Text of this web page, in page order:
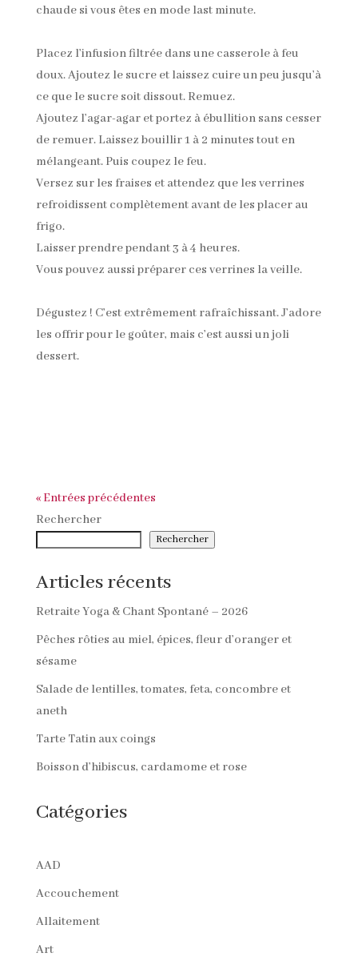
chaude si vous êtes en mode last minute.
Placez l’infusion filtrée dans une casserole à feu
doux. Ajoutez le sucre et laissez cuire un peu jusqu’à
ce que le sucre soit dissout. Remuez.
Ajoutez l’agar-agar et portez à ébullition sans cesser
de remuer. Laissez bouillir 1 à 2 minutes tout en
mélangeant. Puis coupez le feu.
Versez sur les fraises et attendez que les verrines
refroidissent complètement avant de les placer au
frigo.
Laisser prendre pendant 3 à 4 heures.
Vous pouvez aussi préparer ces verrines la veille.
Dégustez ! C’est extrêmement rafraîchissant. J’adore
les offrir pour le goûter, mais c’est aussi un joli
dessert.
« Entrées précédentes
Rechercher
Rechercher
Articles récents
Retraite Yoga & Chant Spontané – 2026
Pêches rôties au miel, épices, fleur d’oranger et
sésame
Salade de lentilles, tomates, feta, concombre et
aneth
Tarte Tatin aux coings
Boisson d’hibiscus, cardamome et rose
Catégories
AAD
Accouchement
Allaitement
Art